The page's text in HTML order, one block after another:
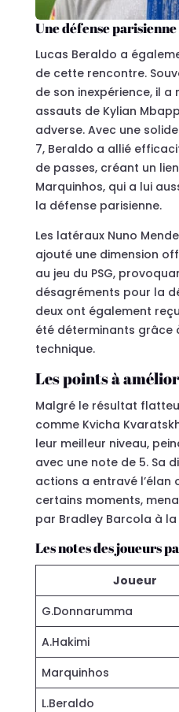
Une défense
Lucas Beraldo a
de cette rencontre.
de son inexpérience, il a
assauts de Kylian
adverse. Avec une
7, Beraldo a allié
de passes, créant un
Marquinhos, qui a lui
la défense parisienne.
Les latéraux Nuno
ajouté une dimension
au jeu du PSG,
désagréments pour la
deux ont également
été déterminants grâce
technique.
Les points à
Malgré le résultat
comme Kvicha
leur meilleur niveau,
avec une note de 5. Sa
actions a entravé l’élan
certains moments,
par Bradley Barcola à la
Les notes des joueurs
Joueur
G.Donnarumma
A.Hakimi
Marquinhos
L.Beraldo